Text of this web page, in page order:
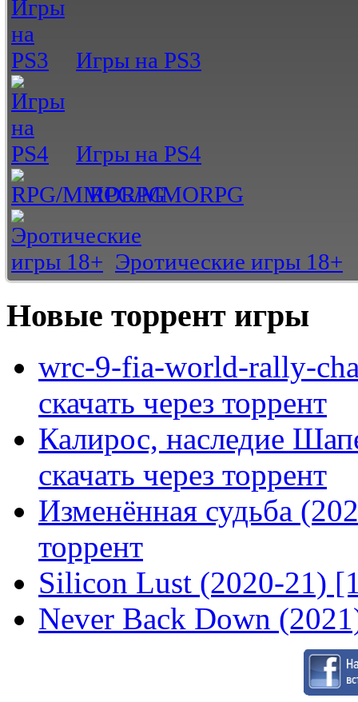
Игры на PS3
Игры на PS4
RPG/MMORPG
Эротические игры 18+
Новые торрент игры
wrc-9-fia-world-rally-
скачать через торрент
Калирос, наследие
скачать через торрент
Изменённая судьба
торрент
Silicon Lust (2020-21)
Never Back Down